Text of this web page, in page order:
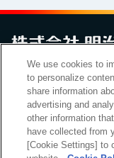
お問い合わせ サイトマ
アクセシビリティへの
Cookie Settings
明治ホールディングス
We use cookies to
to personalize
share information
advertising and
other information
have collected from
[Cookie Settings] to